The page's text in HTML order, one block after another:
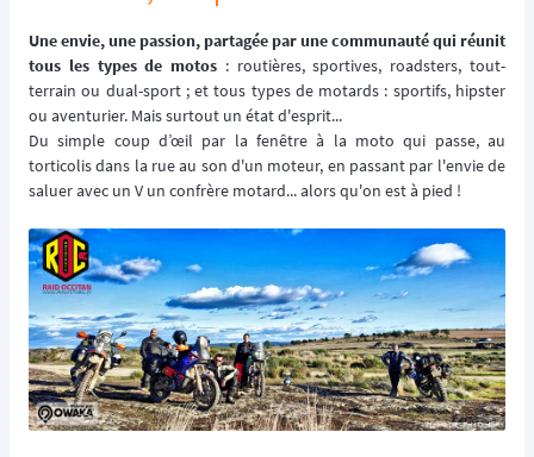
Une envie, une passion, partagée par une communauté qui réunit
tous les types de motos : routières, sportives, roadsters, tout-
terrain ou dual-sport ; et tous types de motards : sportifs, hipster
ou aventurier. Mais surtout un état d'esprit...
Du simple coup d’œil par la fenêtre à la moto qui passe, au
torticolis dans la rue au son d'un moteur, en passant par l'envie de
saluer avec un V un confrère motard... alors qu'on est à pied !